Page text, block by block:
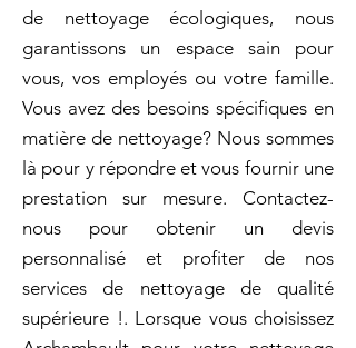
de nettoyage écologiques, nous
garantissons un espace sain pour
vous, vos employés ou votre famille.
Vous avez des besoins spécifiques en
matière de nettoyage? Nous sommes
là pour y répondre et vous fournir une
prestation sur mesure. Contactez-
nous pour obtenir un devis
personnalisé et profiter de nos
services de nettoyage de qualité
supérieure !. Lorsque vous choisissez